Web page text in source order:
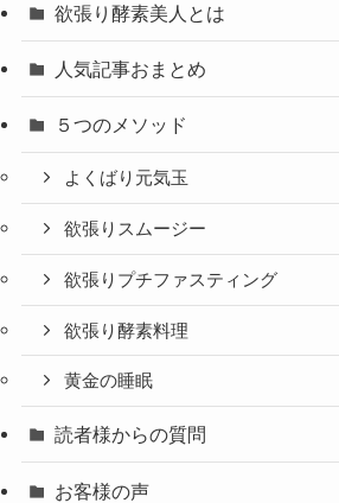
欲張り酵素美人とは
人気記事おまとめ
５つのメソッド
よくばり元気玉
欲張りスムージー
欲張りプチファスティング
欲張り酵素料理
黄金の睡眠
読者様からの質問
お客様の声